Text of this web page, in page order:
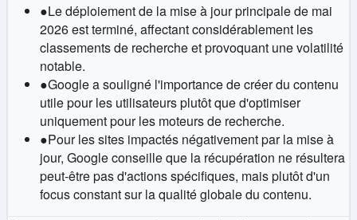
●Le déploiement de la mise à jour principale de mai
2026 est terminé, affectant considérablement les
classements de recherche et provoquant une volatilité
notable.
●Google a souligné l'importance de créer du contenu
utile pour les utilisateurs plutôt que d'optimiser
uniquement pour les moteurs de recherche.
●Pour les sites impactés négativement par la mise à
jour, Google conseille que la récupération ne résultera
peut-être pas d'actions spécifiques, mais plutôt d'un
focus constant sur la qualité globale du contenu.